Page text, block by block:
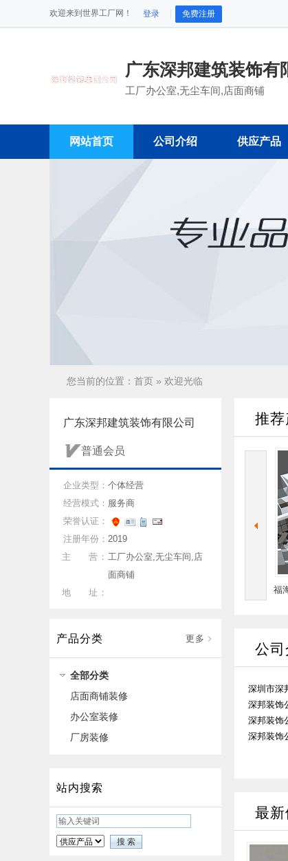
欢迎来到世界工厂网！ 登录 免费注册
广东深邦建筑装饰有
工厂办公室,无尘车间,店面商铺
网站首页 公司介绍 供应产品
您当前的位置： 首页 » 欢迎光临
广东深邦建筑装饰有限公司
普通会员
企业类型： 个体经营
经营模式： 服务商
荣誉认证：
注册年份： 2019
主 营： 工厂办公室,无尘车间,店
面商铺
地 址：
更多
产品分类
全部分类
店面商铺装修
办公室装修
厂房装修
站内搜索
推荐
松岗厂房装修公司 燕罗车间改
福海写字楼装修 福永办公
公司
深圳市深
深邦装饰
深邦装饰
深邦装饰
最新